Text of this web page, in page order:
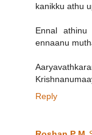
kanikku athu
Ennal athinu
ennaanu
Reply